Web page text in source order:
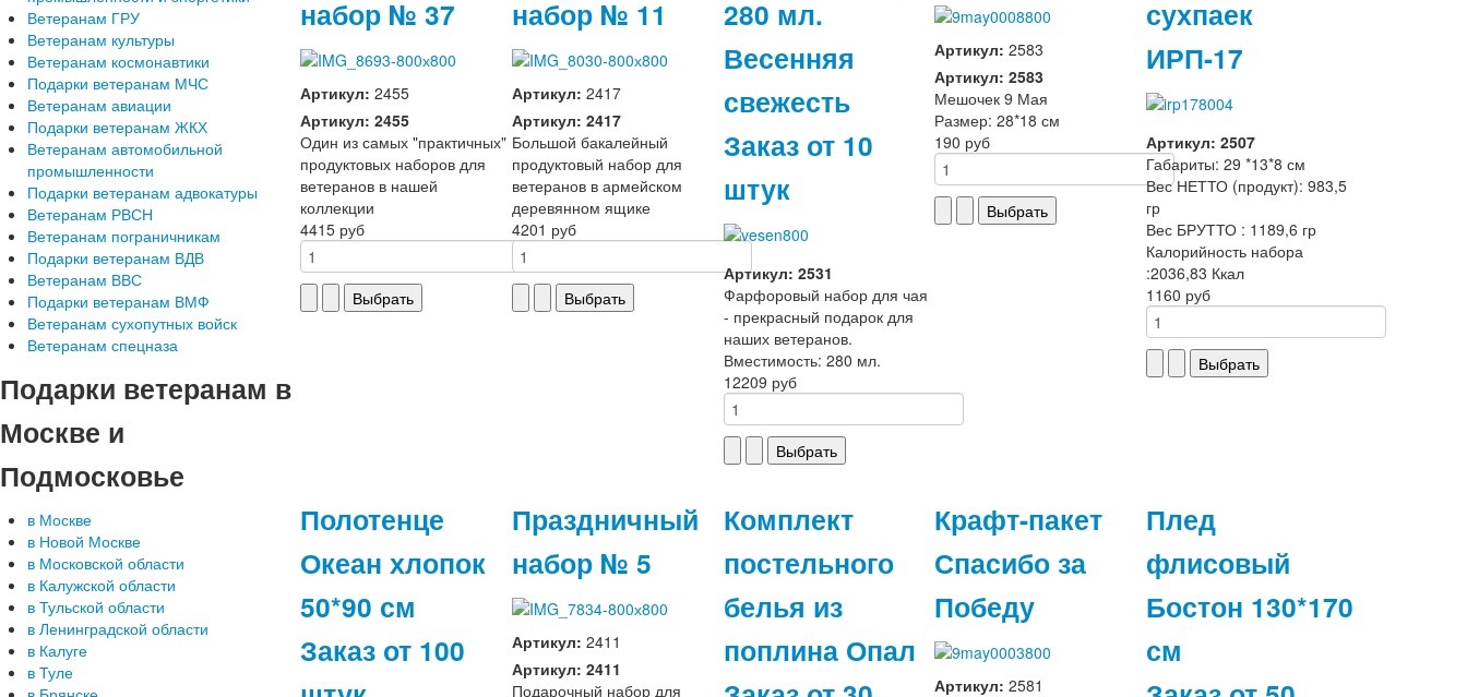
набор № 37
Артикул: 2455
Артикул: 2455
Один из самых "практичных"
продуктовых наборов для
ветеранов в нашей
коллекции
4415 руб
набор № 11
Артикул: 2417
Артикул: 2417
Большой бакалейный
продуктовый набор для
ветеранов в армейском
деревянном ящике
4201 руб
280 мл.
Весенняя
свежесть
Заказ от 10
штук
Артикул: 2531
Фарфоровый набор для чая
- прекрасный подарок для
наших ветеранов.
Вместимость: 280 мл.
12209 руб
Артикул: 2583
Артикул: 2583
Мешочек 9 Мая
Размер: 28*18 см
190 руб
сухпаек
ИРП-17
Артикул: 2507
Габариты: 29 *13*8 см
Вес НЕТТО (продукт): 983,5
гр
Вес БРУТТО : 1189,6 гр
Калорийность набора
:2036,83 Ккал
1160 руб
Полотенце
Океан хлопок
50*90 см
Заказ от 100
Праздничный
набор № 5
Артикул: 2411
Артикул: 2411
Подарочный набор для
Комплект
постельного
белья из
поплина Опал
Крафт-пакет
Спасибо за
Победу
Артикул: 2581
Плед
флисовый
Бостон 130*170
см
Ветеранам ГРУ
Ветеранам культуры
Ветеранам космонавтики
Подарки ветеранам МЧС
Ветеранам авиации
Подарки ветеранам ЖКХ
Ветеранам автомобильной
промышленности
Подарки ветеранам адвокатуры
Ветеранам РВСН
Ветеранам пограничникам
Подарки ветеранам ВДВ
Ветеранам ВВС
Подарки ветеранам ВМФ
Ветеранам сухопутных войск
Ветеранам спецназа
Подарки ветеранам в
Москве и
Подмосковье
в Москве
в Новой Москве
в Московской области
в Калужской области
в Тульской области
в Ленинградской области
в Калуге
в Туле